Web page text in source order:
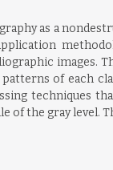
as a
images.
of each
techniques
of the gray level.